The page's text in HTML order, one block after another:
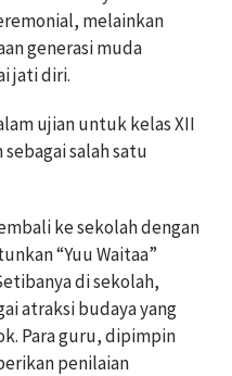
melainkan
generasi muda
jati diri.
ujian untuk kelas XII
salah satu
ke sekolah dengan
“Yuu Waitaa”
di sekolah,
atraksi budaya yang
Para guru, dipimpin
penilaian